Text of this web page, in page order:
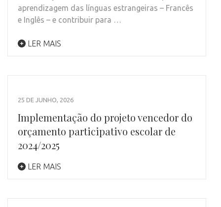
aprendizagem das línguas estrangeiras – Francês
e Inglês – e contribuir para …
LER MAIS
25 DE JUNHO, 2026
Implementação do projeto vencedor do
orçamento participativo escolar de
2024/2025
LER MAIS